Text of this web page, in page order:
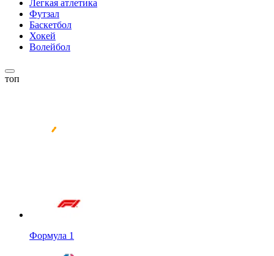
Легкая атлетика
Футзал
Баскетбол
Хокей
Волейбол
топ
Формула 1